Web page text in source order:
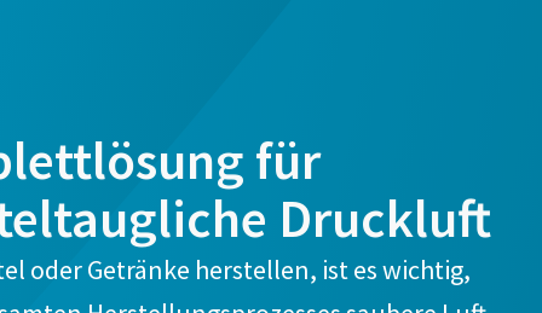
für
Druckluft
oder Getränke herstellen, ist es wichtig,
zu
zu
zu